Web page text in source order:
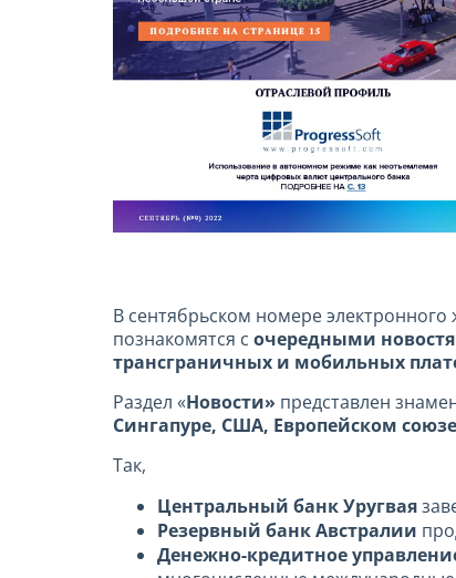
В сентябрьском номере электронного
познакомятся с очередными
трансграничных и мобильных
Раздел «Новости» представлен
Сингапуре, США, Европейском союзе
Так,
Центральный банк Уругвая
Резервный банк Австралии
Денежно-кредитное